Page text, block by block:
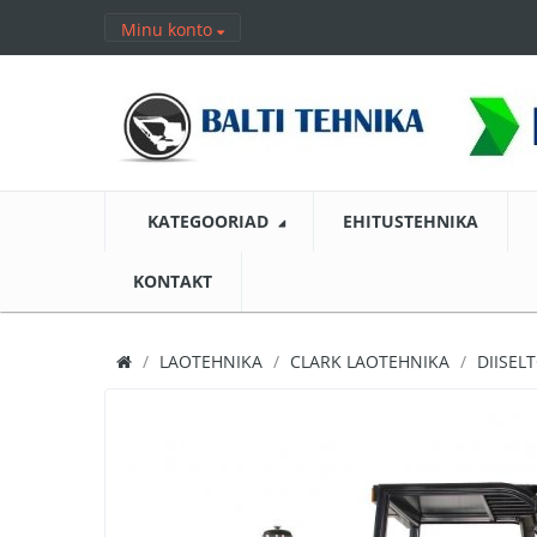
Minu konto
KATEGOORIAD EHITUSTEHNIKA
KONTAKT
LAOTEHNIKA CLARK LAOTEHNIKA